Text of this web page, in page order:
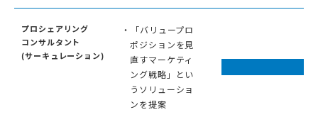
プロシェアリング
コンサルタント
(サーキュレーション)
・「バリュープロ
ポジションを見
直すマーケティ
ング戦略」とい
うソリューショ
ンを提案